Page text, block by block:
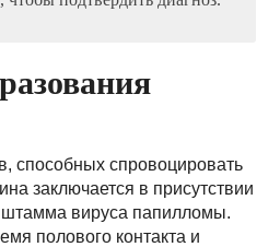
способных спровоцировать
заключается в присутствии
вируса папилломы.
полового контакта и